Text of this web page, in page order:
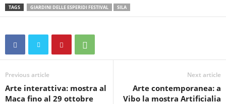
TAGS GIARDINI DELLE ESPERIDI FESTIVAL SILA
Previous article
Arte interattiva: mostra al
Maca fino al 29 ottobre
Next article
Arte contemporanea: a
Vibo la mostra Artificialia